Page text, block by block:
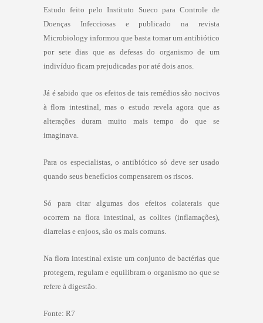
Estudo feito pelo Instituto Sueco para Controle de
Doenças Infecciosas e publicado na revista
Microbiology informou que basta tomar um antibiótico
por sete dias que as defesas do organismo de um
indivíduo ficam prejudicadas por até dois anos.
Já é sabido que os efeitos de tais remédios são nocivos
à flora intestinal, mas o estudo revela agora que as
alterações duram muito mais tempo do que se
imaginava.
Para os especialistas, o antibiótico só deve ser usado
quando seus benefícios compensarem os riscos.
Só para citar algumas dos efeitos colaterais que
ocorrem na flora intestinal, as colites (inflamações),
diarreias e enjoos, são os mais comuns.
Na flora intestinal existe um conjunto de bactérias que
protegem, regulam e equilibram o organismo no que se
refere à digestão.
Fonte: R7